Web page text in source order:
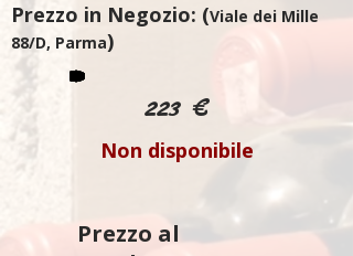
Prezzo in Negozio: (Viale dei Mille
88/D, Parma)
223 €
Non disponibile
Prezzo al